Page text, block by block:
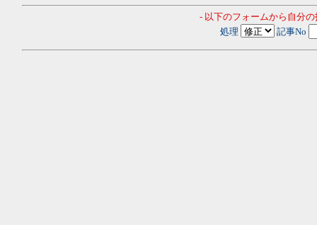
- 以下のフォームから自分
処理
記事No